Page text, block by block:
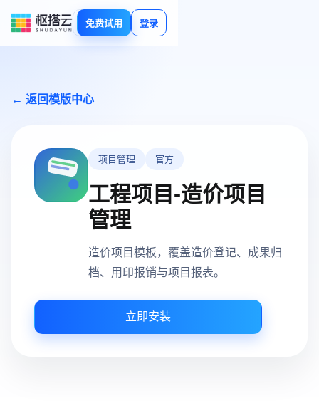
免费试用 登录
← 返回模版中心
项目管理 官方
工程项目-造价项目
管理
造价项目模板，覆盖造价登记、成果归
档、用印报销与项目报表。
立即安装